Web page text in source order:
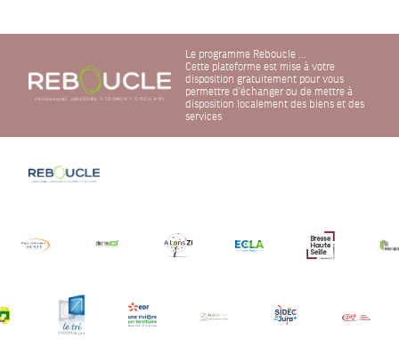
Le programme Reboucle ...
Cette plateforme est mise à votre
disposition gratuitement pour vous
permettre d'échanger ou de mettre à
disposition localement des biens et des
services